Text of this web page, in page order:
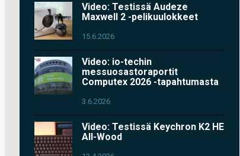
Video: Testissä Audeze
Maxwell 2 -pelikuulokkeet
15.6.2026
Video: io-techin
messuosastoraportit
Computex 2026 -tapahtumasta
3.6.2026
Video: Testissä Keychron K2 HE
All-Wood